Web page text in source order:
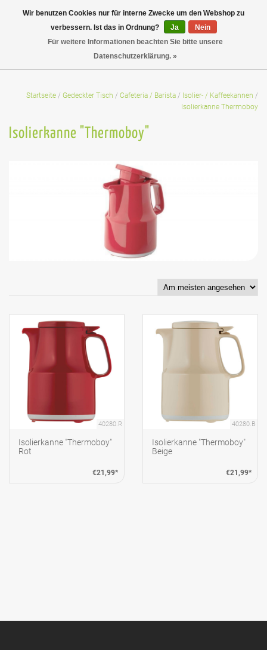
Startseite / Gedeckter Tisch / Cafeteria / Barista / Isolier- / Kaffeekannen /
Isolierkanne Thermoboy
Isolierkanne "Thermoboy"
40280.R
Isolierkanne "Thermoboy"
Rot
€21,99*
40280.B
Isolierkanne "Thermoboy"
Beige
€21,99*
Wir benutzen Cookies nur für interne Zwecke um den Webshop zu
verbessern. Ist das in Ordnung?
Ja
Nein
Für weitere Informationen beachten Sie bitte unsere
Datenschutzerklärung. »